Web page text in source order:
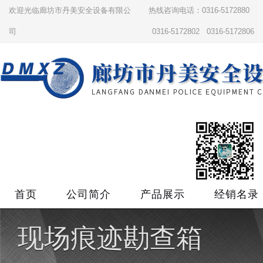
欢迎光临廊坊市丹美安全设备有限公
司
热线咨询电话：0316-5172880
0316-5172802 0316-5172806
首页 公司简介 产品展示 经销名录
现场痕迹勘查箱